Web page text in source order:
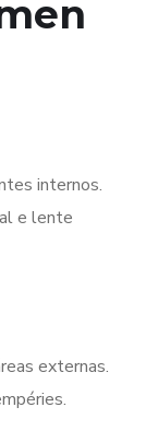
internos.
e lente
externas.